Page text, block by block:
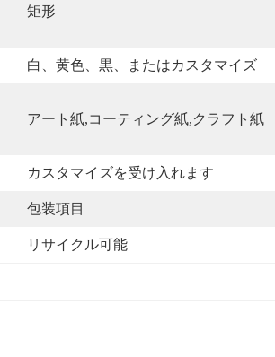
矩形
白、黄色、黒、またはカスタマイズ
アート紙,コーティング紙,クラフト紙
カスタマイズを受け入れます
包装項目
リサイクル可能